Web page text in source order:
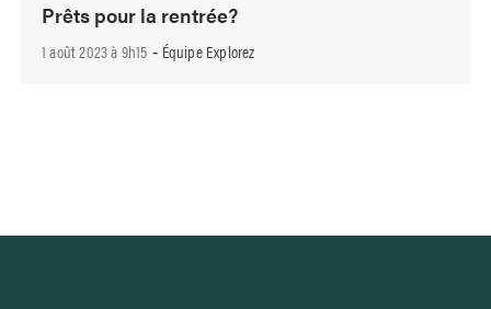
Prêts pour la rentrée?
1 août 2023 à 9h15 - Équipe Explorez